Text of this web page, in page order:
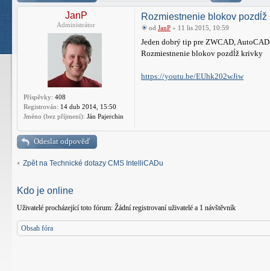
JanP
Administrátor
Příspěvky: 408
Registrován: 14 dub 2014, 15:50
Jméno (bez příjmení): Ján Pajerchin
Rozmiestnenie blokov pozdĺž
od JanP » 11 lis 2015, 10:59
Jeden dobrý tip pre ZWCAD,
Rozmiestnenie blokov pozdĺž krivky
https://youtu.be/EUhk202wJiw
Odeslat odpověď
Zpět na Technické dotazy CMS IntelliCADu
Kdo je online
Uživatelé procházející toto fórum: Žádní registrovaní uživatelé a 1 návštěvník
Obsah fóra